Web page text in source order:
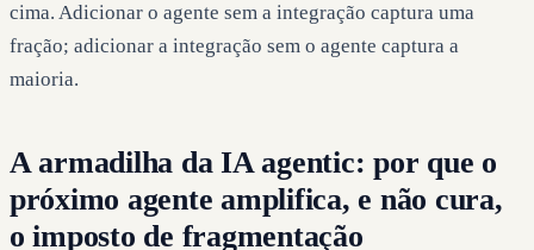
cima. Adicionar o agente sem a integração captura uma
fração; adicionar a integração sem o agente captura a
maioria.
A armadilha da IA agentic: por que o
próximo agente amplifica, e não cura,
o imposto de fragmentação